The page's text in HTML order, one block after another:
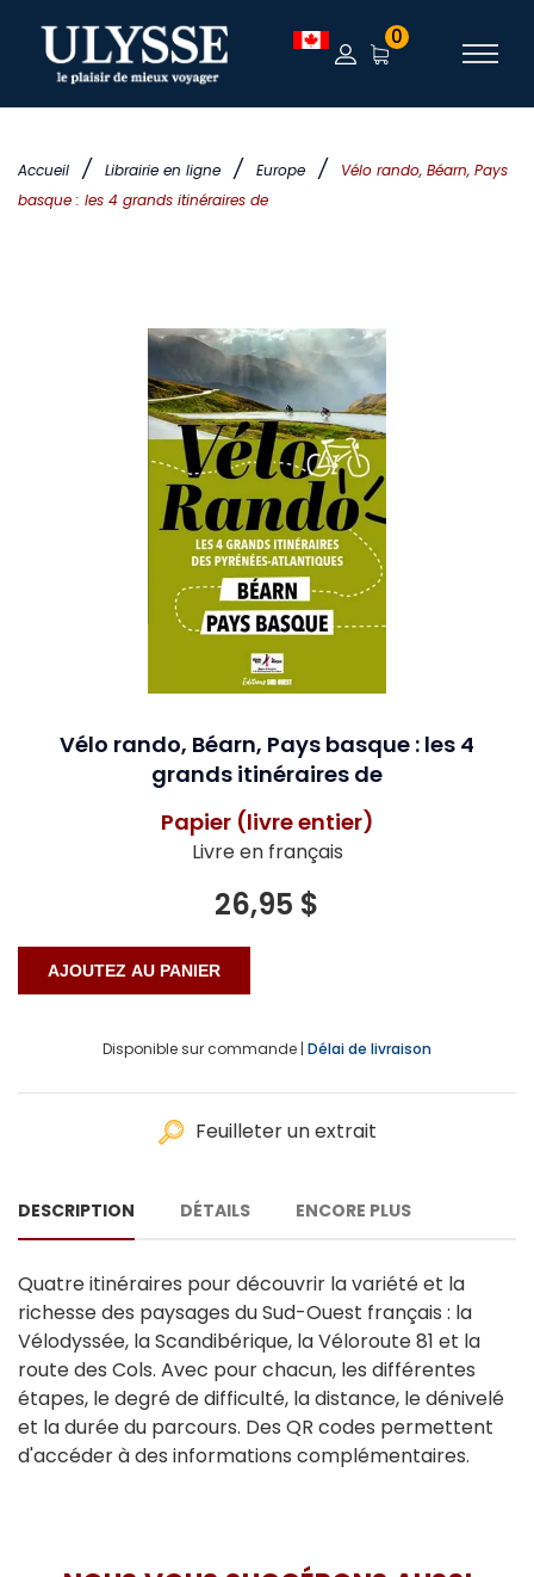
Accueil / Librairie en ligne / Europe /
Vélo rando, Béarn, Pays
basque : les 4 grands itinéraires de
0
Vélo rando, Béarn, Pays basque : les 4
grands itinéraires de
Papier (livre entier)
Livre en français
26,95 $
Disponible sur commande | Délai de livraison
Feuilleter un extrait
DESCRIPTION DÉTAILS ENCORE PLUS
Quatre itinéraires pour découvrir la variété et la
richesse des paysages du Sud-Ouest français : la
Vélodyssée, la Scandibérique, la Véloroute 81 et la
route des Cols. Avec pour chacun, les différentes
étapes, le degré de difficulté, la distance, le dénivelé
et la durée du parcours. Des QR codes permettent
d'accéder à des informations complémentaires.